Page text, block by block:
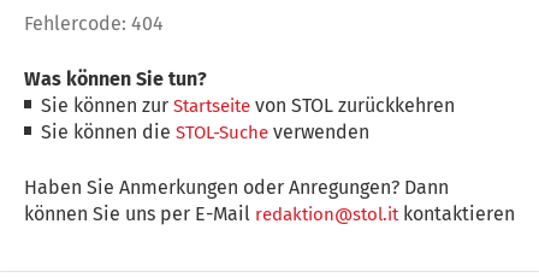
Fehlercode: 404
Was können Sie tun?
Sie können zurStartseite von STOL zurückkehren
Sie können dieSTOL-Suche verwenden
Haben Sie Anmerkungen oder Anregungen? Dann
können Sie uns per E-Mail redaktion@stol.itkontaktieren